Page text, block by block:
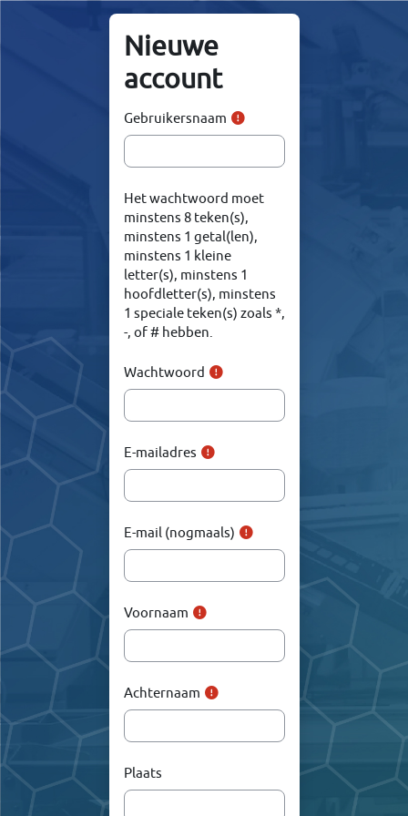
Nieuwe
account
Gebruikersnaam
Het wachtwoord moet
minstens 8 teken(s),
minstens 1 getal(len),
minstens 1 kleine
letter(s), minstens 1
hoofdletter(s), minstens
1 speciale teken(s) zoals *,
-, of # hebben.
Wachtwoord
E-mailadres
E-mail (nogmaals)
Voornaam
Achternaam
Plaats